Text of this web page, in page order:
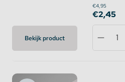
Bekijk product
€4,95
€2,45